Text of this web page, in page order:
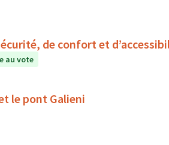
de confort et
au vote
le pont Galieni